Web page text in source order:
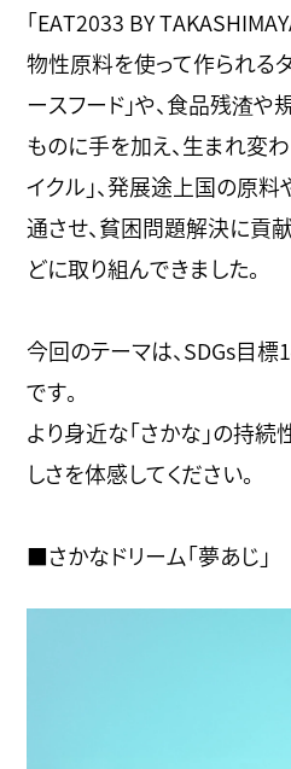
「EAT2033 BY
物性原料を使って作られる
ースフード」や、食品残渣
ものに手を加え、生まれ変
イクル」、発展途上国の原
通させ、貧困問題解決に貢献
どに取り組んできました。
今回のテーマは、SDGs目標
です。
より身近な「さかな」の持
しさを体感してください。
■さかなドリーム「夢あじ」